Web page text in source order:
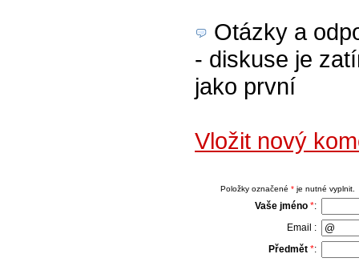
Otázky a
- diskuse je
jako první
Vložit nový
Položky označené *je nutné vyplnit.
Vaše jméno *:
Email :
Předmět *: